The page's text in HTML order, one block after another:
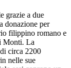
grazie a due
donazione per
filippino romano e
Monti. La
circa 2200
nelle sue